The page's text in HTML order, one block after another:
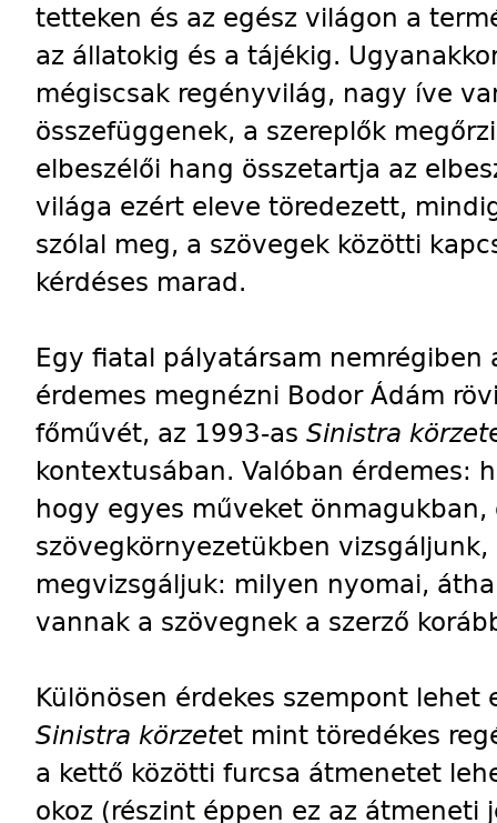
tetteken és az egész világon a
az állatokig és a tájékig.
mégiscsak regényvilág, nagy íve
összefüggenek, a szereplők
elbeszélői hang összetartja az
világa ezért eleve töredezett,
szólal meg, a szövegek közötti
kérdéses marad.
Egy fiatal pályatársam nemrégiben
érdemes megnézni Bodor Ádám
főművét, az 1993-as Sinistra körzet
kontextusában. Valóban érdemes:
hogy egyes műveket
szövegkörnyezetükben vizsgáljunk,
megvizsgáljuk: milyen nyomai,
vannak a szövegnek a szerző
Különösen érdekes szempont lehet
Sinistra körzetet mint töredékes
a kettő közötti furcsa átmenetet
okoz (részint éppen ez az átmeneti